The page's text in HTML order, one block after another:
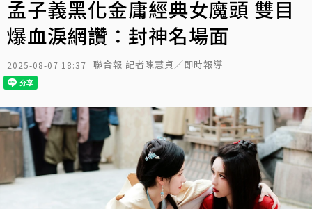
孟子義黑化金庸經典女魔頭 雙目
爆血淚網讚：封神名場面
2025-08-07 18:37 聯合報 記者陳慧貞／即時報導